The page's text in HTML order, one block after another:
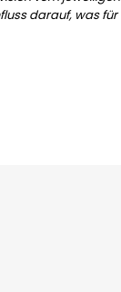
darauf, was für